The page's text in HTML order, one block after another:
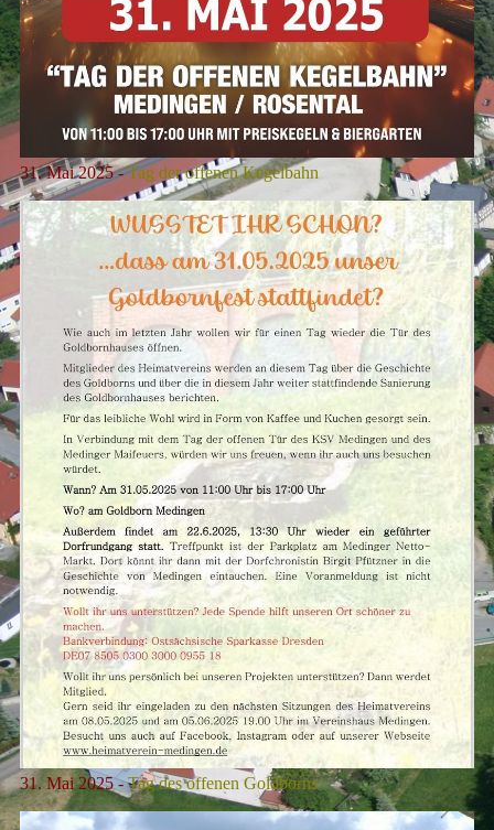
31. Mai 2025 -Tag der offenen Kegelbahn
31. Mai 2025 -Tag des offenen Goldborns